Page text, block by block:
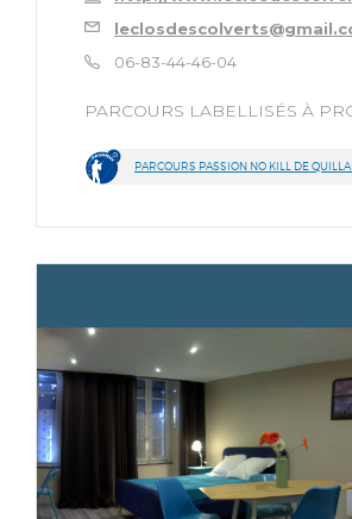
06-83-44-46-04
PARCOURS LABELLISÉS À
PARCOURS PASSION NO KILL DE